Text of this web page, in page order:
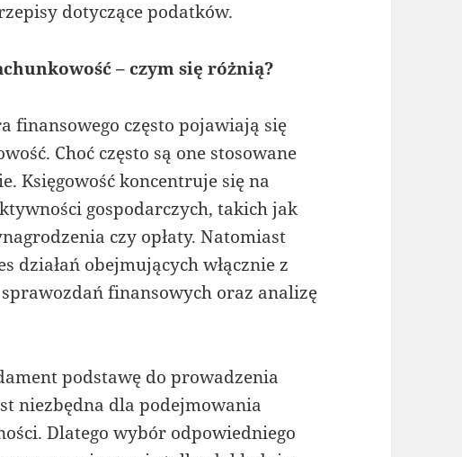
dotyczące podatków.
– czym się różnią?
finansowego często pojawiają się
Choć często są one stosowane
Księgowość koncentruje się na
gospodarczych, takich jak
czy opłaty. Natomiast
działań obejmujących włącznie z
finansowych oraz analizę
podstawę do prowadzenia
niezbędna dla podejmowania
Dlatego wybór odpowiedniego